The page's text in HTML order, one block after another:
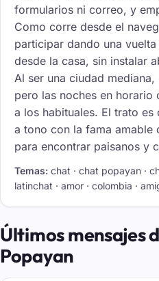
formularios ni correo, y
Como corre desde el
participar dando una
desde la casa, sin instalar
Al ser una ciudad
pero las noches en horario
a los habituales. El trato
a tono con la fama amable
para encontrar paisanos y
Temas: chat · chat popayan ·
latinchat · amor · colombia ·
Últimos mensajes
Popayan